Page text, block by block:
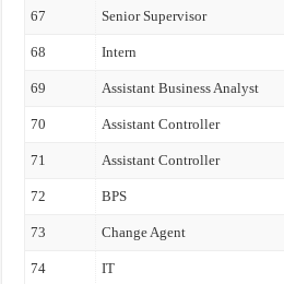
67 Senior Supervisor
68 Intern
69 Assistant Business Analyst
70 Assistant Controller
71 Assistant Controller
72 BPS
73 Change Agent
74 IT